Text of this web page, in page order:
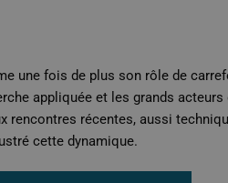
une fois de plus son rôle de
appliquée et les grands acteurs
rencontres récentes, aussi
cette dynamique.